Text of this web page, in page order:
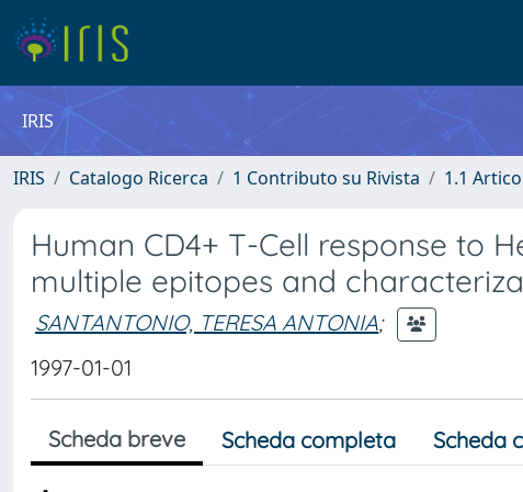
IRIS
IRIS Catalogo Ricerca 1 Contributo su Rivista 1.1
Human CD4+ T-Cell response to
multiple epitopes and
SANTANTONIO, TERESA ANTONIA;
1997-01-01
Scheda breve Scheda completa Scheda